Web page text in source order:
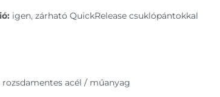
igen, zárható QuickRelease csuklópántokkal
rozsdamentes acél / műanyag